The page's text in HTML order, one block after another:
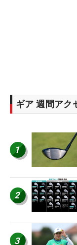
ギア 週間アク
1
2
3